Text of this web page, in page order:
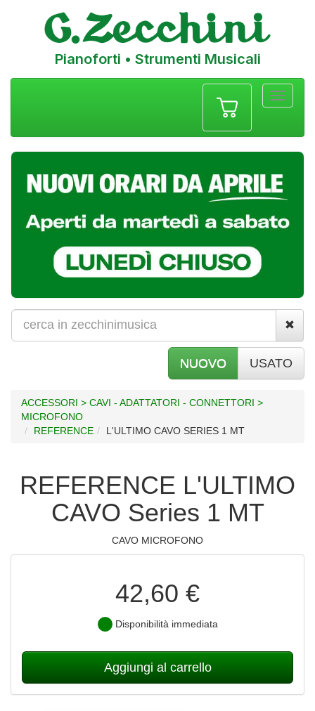
Pianoforti • Strumenti Musicali
NUOVO USATO
ACCESSORI > CAVI - ADATTATORI - CONNETTORI >
MICROFONO
REFERENCE
L'ULTIMO CAVO SERIES 1 MT
REFERENCE L'ULTIMO
CAVO Series 1 MT
CAVO MICROFONO
42,60 €
Disponibilità immediata
Aggiungi al carrello